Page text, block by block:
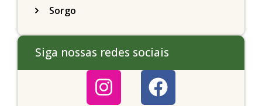
Sorgo
Siga nossas redes sociais